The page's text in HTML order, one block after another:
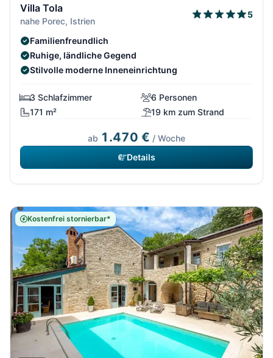
Villa Tola
nahe Porec, Istrien
5
Familienfreundlich
Ruhige, ländliche Gegend
Stilvolle moderne Inneneinrichtung
3 Schlafzimmer
6 Personen
171 m²
19 km zum Strand
ab 1.470 € / Woche
Details
Kostenfrei stornierbar*